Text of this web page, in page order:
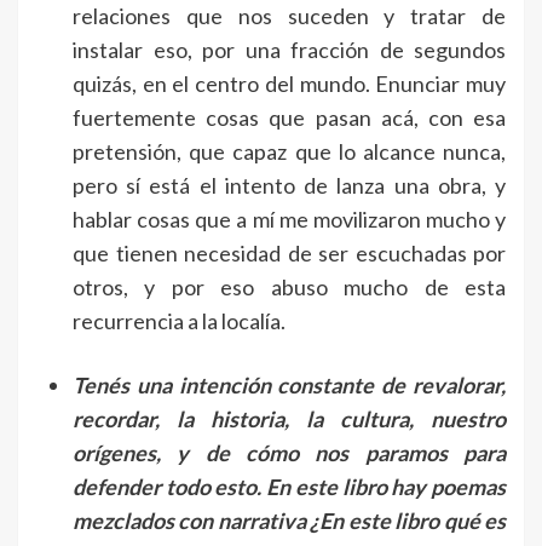
relaciones que nos suceden y tratar de
instalar eso, por una fracción de segundos
quizás, en el centro del mundo. Enunciar muy
fuertemente cosas que pasan acá, con esa
pretensión, que capaz que lo alcance nunca,
pero sí está el intento de lanza una obra, y
hablar cosas que a mí me movilizaron mucho y
que tienen necesidad de ser escuchadas por
otros, y por eso abuso mucho de esta
recurrencia a la localía.
Tenés una intención constante de revalorar,
recordar, la historia, la cultura, nuestro
orígenes, y de cómo nos paramos para
defender todo esto. En este libro hay poemas
mezclados con narrativa ¿En este libro qué es